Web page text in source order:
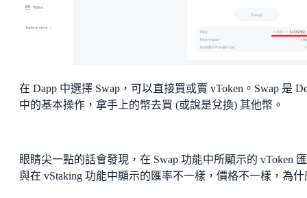
在 Dapp 中選擇 Swap，可以直接買或賣 vToken。Swap 是
中的基本操作，拿手上的幣去買 (或說是兌換) 其他幣。
眼睛尖一點的話會發現，在 Swap 功能中所顯示的 vToken
與在 vStaking 功能中顯示的匯率不一樣，價格不一樣，為什